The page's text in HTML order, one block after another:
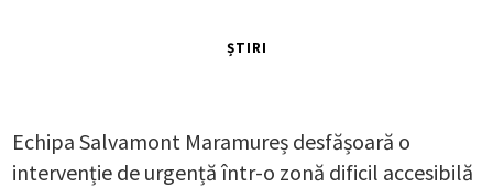
ȘTIRI
Echipa Salvamont Maramureș desfășoară o
intervenție de urgență într-o zonă dificil accesibilă